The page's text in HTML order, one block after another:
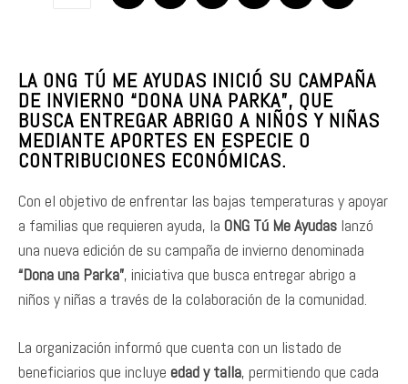
LA ONG TÚ ME AYUDAS INICIÓ SU CAMPAÑA
DE INVIERNO “DONA UNA PARKA”, QUE
BUSCA ENTREGAR ABRIGO A NIÑOS Y NIÑAS
MEDIANTE APORTES EN ESPECIE O
CONTRIBUCIONES ECONÓMICAS.
Con el objetivo de enfrentar las bajas temperaturas y apoyar
a familias que requieren ayuda, la ONG Tú Me Ayudas lanzó
una nueva edición de su campaña de invierno denominada
“Dona una Parka”, iniciativa que busca entregar abrigo a
niños y niñas a través de la colaboración de la comunidad.
La organización informó que cuenta con un listado de
beneficiarios que incluye edad y talla, permitiendo que cada